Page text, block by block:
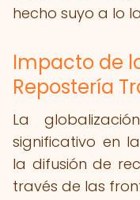
hecho suyo a lo
Impacto de
Repostería
La
significativo en
la difusión de
través de las